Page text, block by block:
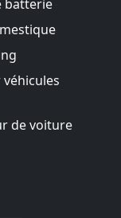
batterie
de voiture